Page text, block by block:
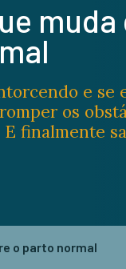
e se
os
finalmente
o parto normal